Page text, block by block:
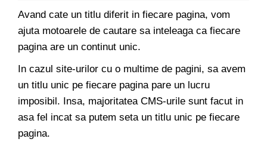
Avand cate un titlu diferit in fiecare pagina, vom
ajuta motoarele de cautare sa inteleaga ca fiecare
pagina are un continut unic.
In cazul site-urilor cu o multime de pagini, sa avem
un titlu unic pe fiecare pagina pare un lucru
imposibil. Insa, majoritatea CMS-urile sunt facut in
asa fel incat sa putem seta un titlu unic pe fiecare
pagina.